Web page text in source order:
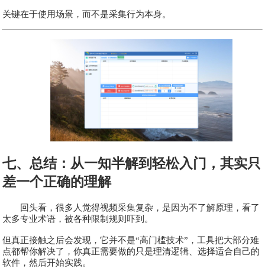
关键在于使用场景，而不是采集行为本身。
七、总结：从一知半解到轻松入门，其实只
差一个正确的理解
回头看，很多人觉得视频采集复杂，是因为不了解原理，看了
太多专业术语，被各种限制规则吓到。
但真正接触之后会发现，它并不是“高门槛技术”，工具把大部分难
点都帮你解决了，你真正需要做的只是理清逻辑、选择适合自己的
软件，然后开始实践。